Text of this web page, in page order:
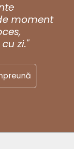
moment
zi."